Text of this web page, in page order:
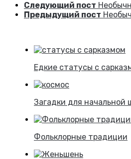
Следующий пост
Предыдущий пост
Едкие статусы с
Загадки для начальной
Фольклорные традиции